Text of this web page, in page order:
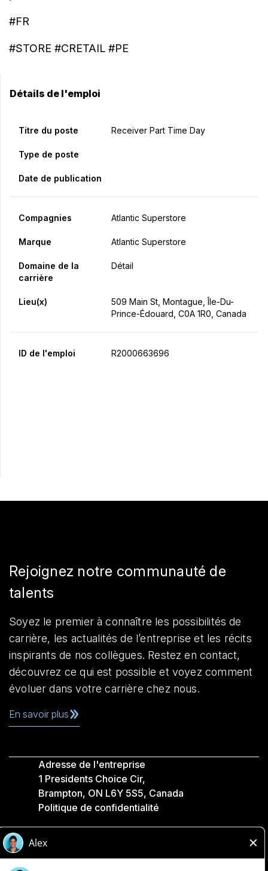
#FR
#STORE #CRETAIL #PE
Détails de l'emploi
Titre du poste Receiver Part Time Day
Type de poste
Date de publication
Compagnies Atlantic Superstore
Marque Atlantic Superstore
Domaine de la
carrière
Détail
Lieu(x)
509 Main St, Montague, Île-Du-
Prince-Édouard, C0A 1R0, Canada
ID de l'emploi R2000663696
Rejoignez notre communauté de
talents
Soyez le premier à connaître les possibilités de
carrière, les actualités de l’entreprise et les récits
inspirants de nos collègues. Restez en contact,
découvrez ce qui est possible et voyez comment
évoluer dans votre carrière chez nous.
En savoir plus
Adresse de l'entreprise
1 Presidents Choice Cir,
Brampton, ON L6Y 5S5, Canada
Politique de confidentialité
Accessibilité